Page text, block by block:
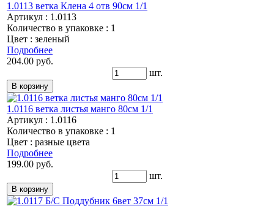
1.0113 ветка Клена 4 отв 90см 1/1
Артикул : 1.0113
Количество в упаковке : 1
Цвет : зеленый
Подробнее
204.00 руб.
шт.
1.0116 ветка листья манго 80см 1/1
Артикул : 1.0116
Количество в упаковке : 1
Цвет : разные цвета
Подробнее
199.00 руб.
шт.